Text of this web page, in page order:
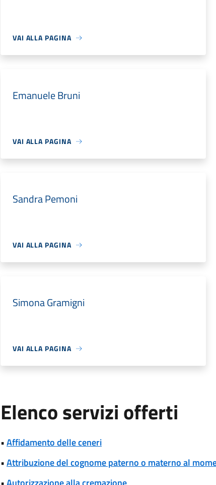
VAI ALLA PAGINA
Emanuele Bruni
VAI ALLA PAGINA
Sandra Pemoni
VAI ALLA PAGINA
Simona Gramigni
VAI ALLA PAGINA
Elenco servizi offerti
•Affidamento delle ceneri
•Attribuzione del cognome paterno o materno al